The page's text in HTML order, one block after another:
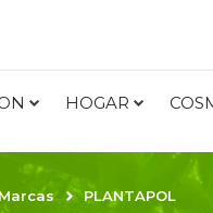
HOGAR
Marcas PLANTAPOL